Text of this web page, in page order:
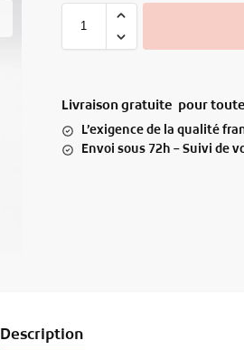
Livraison gratuite pour
L’exigence de la qualité
Envoi sous 72h – Suivi de
Description